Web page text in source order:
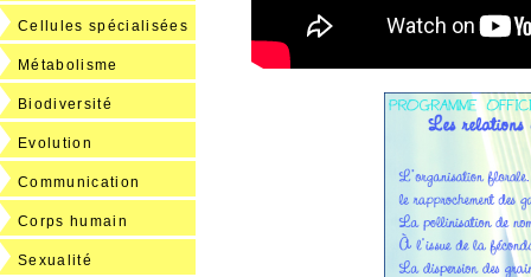
Cellules spécialisées
Métabolisme
Biodiversité
Evolution
Communication
Corps humain
Sexualité